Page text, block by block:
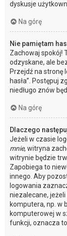
dyskusje
Na górę
Nie pamiętam
Zachowaj spokój!
odzyskane, ale
Przejdź na stronę
hasła”. Postępuj
niedługo znów
Na górę
Dlaczego
Jeżeli w czasie
mnie, witryna
witrynie będzie
Zapobiega to
innego. Aby
logowania
niezalecane,
komputera, np. w
komputerowej w
funkcji, oznacza